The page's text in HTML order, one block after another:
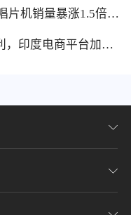
片机销量暴涨1.5倍黑
印度电商平台加码